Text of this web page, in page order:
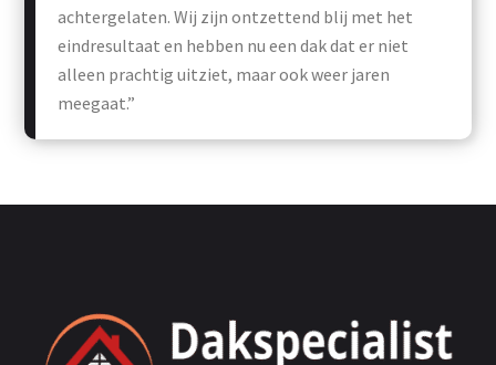
achtergelaten. Wij zijn ontzettend blij met het
eindresultaat en hebben nu een dak dat er niet
alleen prachtig uitziet, maar ook weer jaren
meegaat.”